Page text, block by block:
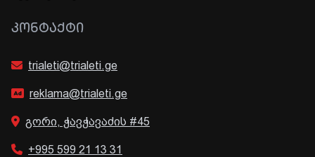
ᲙᲝᲜᲢᲐᲥᲢᲘ
trialeti@trialeti.ge
reklama@trialeti.ge
გორი, ჭავჭავაძის #45
+995 599 21 13 31